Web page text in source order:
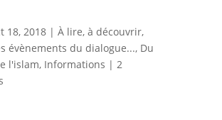
18, 2018| À lire, à découvrir,
évènements du dialogue..., Du
l'islam, Informations | 2